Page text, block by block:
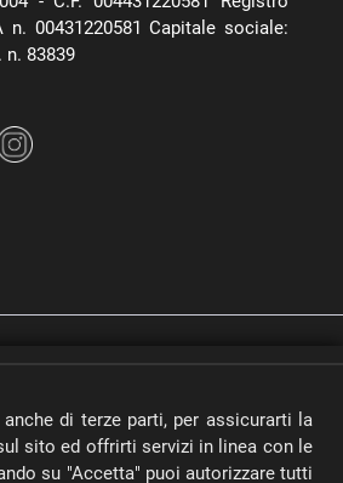
n. 00431220581 Capitale sociale:
n. 83839
di terze parti, per assicurarti la
sito ed offrirti servizi in linea con le
su "Accetta" puoi autorizzare tutti